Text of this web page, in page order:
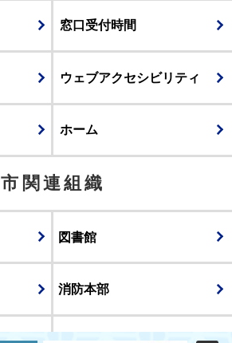
窓口受付時間
ウェブアクセシビリティ
ホーム
市関連組織
図書館
消防本部